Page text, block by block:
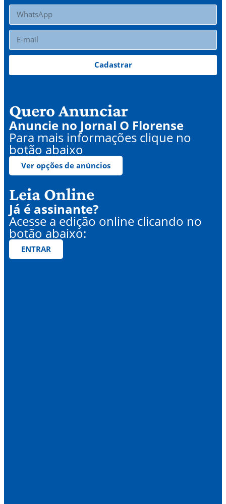
Cadastrar
Quero Anunciar
Anuncie no Jornal O Florense
Para mais informações clique no
botão abaixo
Ver opções de anúncios
Leia Online
Já é assinante?
Acesse a edição online clicando no
botão abaixo:
ENTRAR